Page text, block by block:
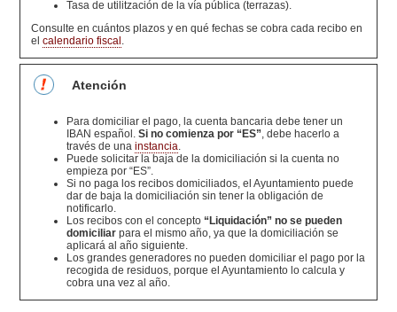
Tasa de utilitzación de la vía pública (terrazas).
Consulte en cuántos plazos y en qué fechas se cobra cada recibo en
elcalendario fiscal .
Atención
Para domiciliar el pago, la cuenta bancaria debe tener un
IBAN español.Si no comienza por “ES”, debe hacerlo a
través de unainstancia.
Puede solicitar la baja de la domiciliación si la cuenta no
empieza por “ES”.
Si no paga los recibos domiciliados, el Ayuntamiento puede
dar de baja la domiciliación sin tener la obligación de
notificarlo.
Los recibos con el concepto “Liquidación” no se pueden
domiciliar para el mismo año, ya que la domiciliación se
aplicará al año siguiente.
Los grandes generadores no pueden domiciliar el pago por la
recogida de residuos, porque el Ayuntamiento lo calcula y
cobra una vez al año.